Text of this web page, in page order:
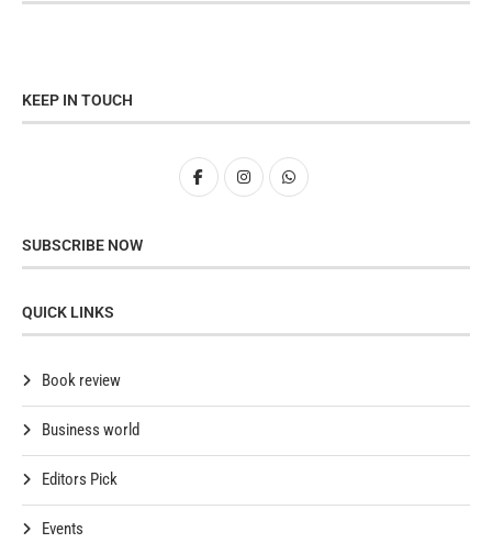
KEEP IN TOUCH
SUBSCRIBE NOW
QUICK LINKS
Book review
Business world
Editors Pick
Events